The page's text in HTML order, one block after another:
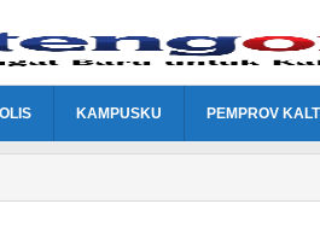
KAMPUSKU PEMPROV